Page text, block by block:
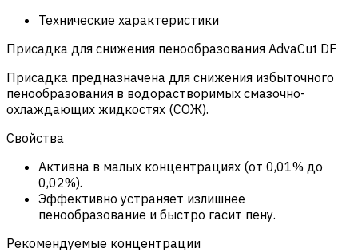
Технические характеристики
Присадка для снижения пенообразования AdvaCut DF
Присадка предназначена для снижения избыточного
пенообразования в водорастворимых смазочно-
охлаждающих жидкостях (СОЖ).
Свойства
Активна в малых концентрациях (от 0,01% до
0,02%).
Эффективно устраняет излишнее
пенообразование и быстро гасит пену.
Рекомендуемые концентрации